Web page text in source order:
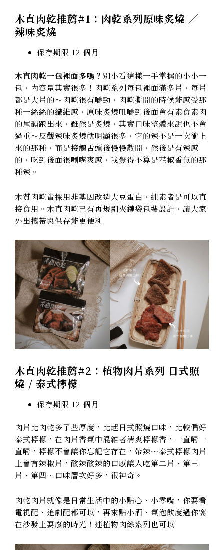
木直肉乾推薦#1：肉乾系列原味炙燒 ／
辣味炙燒
保存期限 12 個月
木直肉乾一包裡面多嗎？ 別小看這樣一手掌握的小小一
包，內容量其實很多！肉乾系列每包裡面滿多片，每片
都是大片的～肉乾很有嚼勁，肉乾撕開的時候能感受那
種一絲絲的纖維感，原味炙燒咀嚼到後面會有素食素肉
的尾韻跑出來，雖然是炙燒，其實口味整體來說也不會
過重～反觀辣味炙燒就明顯很多，它的辣不是一次衝上
來的那種，而是接觸舌頭後慢慢散開，然後是有辣感
的，吃到後面很唰嘴爽感，我覺得不算是花椒香氣的那
種辣。
木質肉乾皆採用非基因改造大豆蛋白，純素者是可以直
接食用。木直肉乾已有再規劃夾鏈袋包裝設計，讓大家
外出攜帶與保存能更便利
木直肉乾推薦#2： 植物肉片系列 日式照
燒 / 泰式檸檬
保存期限 12 個月
肉片比肉乾多了些厚度，比起日式照燒口味，比較偏好
泰式檸檬，在肉片香氣中混雜著清爽檸檬香，一直嚼一
直嚼，檸檬不會讓你忘記它存在，帶辣～泰式檸檬肉片
上會有辣椒片，酸辣酸辣的口感讓人吃第二片、第三
片、第四…口味層次好多，很神奇。
肉乾肉片就像是日常生活中的小點心、小零嘴，你要看
電視配、追劇配都可以，再來點小酒、氣泡飲度過你窩
在沙發上耍廢的時光！連植物肉絲系列也可以